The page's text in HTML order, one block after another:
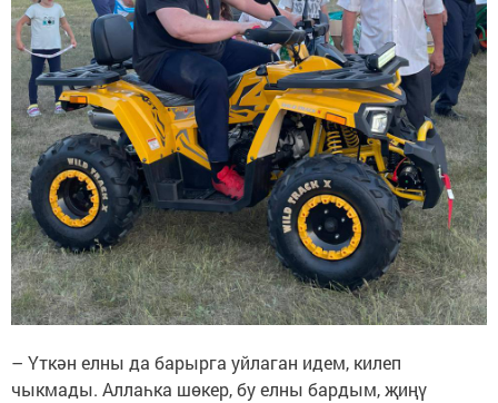
– Үткән елны да барырга уйлаган идем, килеп
чыкмады. Аллаһка шөкер, бу елны бардым, җиңү